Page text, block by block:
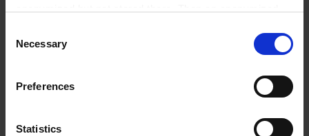
follow your cookie preferences for future page visits. The
privacy level in the USA does not correspond to EU
standards, and it cannot be excluded that US authorities
access your data on US servers.
For more information on cookies and the use of your
Selection
Necessary
Preferences
Statistics
Procedures (SOP)
mehr erfahren
Our products